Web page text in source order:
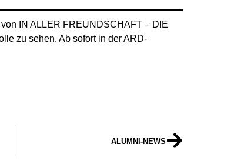
IN ALLER FREUNDSCHAFT – DIE
zu sehen. Ab sofort in der ARD-
ALUMNI-NEWS